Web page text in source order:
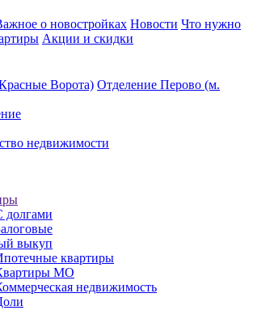
о новостройках Новости Что нужно
Акции и скидки
Ворота) Отделение Перово (м.
недвижимости
долгами
выкуп
квартиры
МО
недвижимость